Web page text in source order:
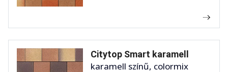
Citytop Smart karamell
karamell színű, colormix